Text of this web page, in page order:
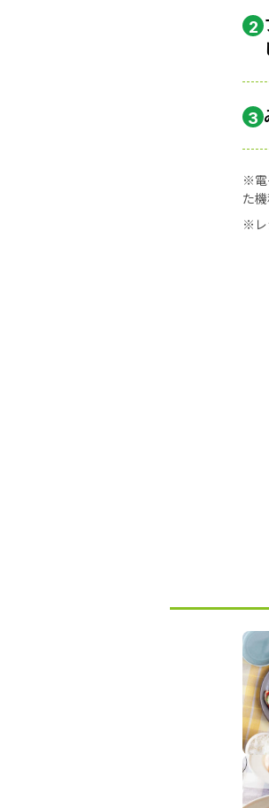
2
3
※電
た
※レ